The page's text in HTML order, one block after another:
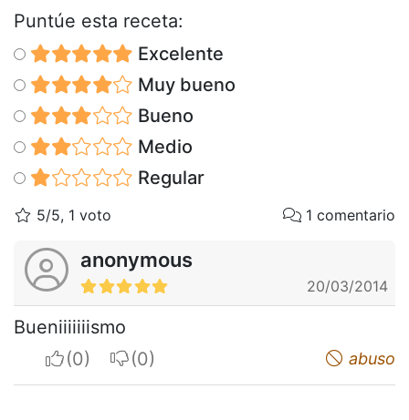
Puntúe esta receta:
Excelente
Muy bueno
Bueno
Medio
Regular
5/5, 1 voto 1 comentario
anonymous
20/03/2014
Bueniiiiiiismo
I apreciateI do not appreciate abuso